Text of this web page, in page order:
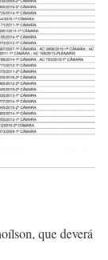
que deverá